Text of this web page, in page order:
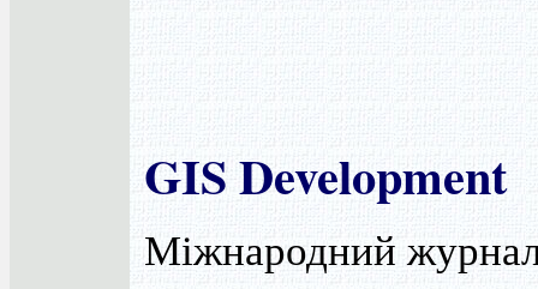
GIS Development
Міжнародний